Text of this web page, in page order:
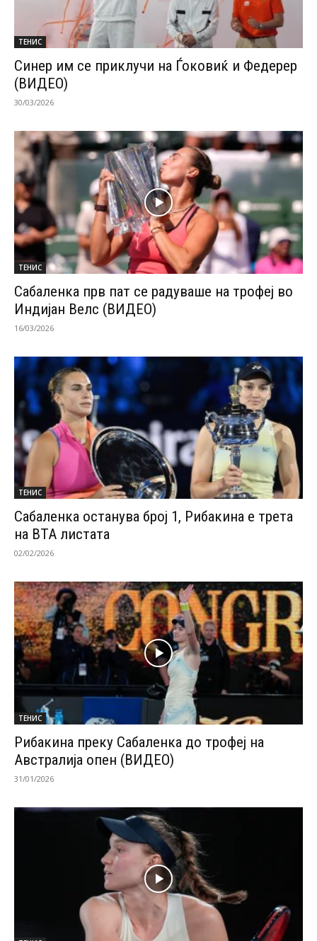
ТЕНИС
Синер им се приклучи на Ѓоковиќ и Федерер
(ВИДЕО)
30/03/2026
ТЕНИС
Сабаленка прв пат се радуваше на трофеј во
Индијан Велс (ВИДЕО)
16/03/2026
ТЕНИС
Сабаленка останува број 1, Рибакина е трета
на ВТА листата
02/02/2026
ТЕНИС
Рибакина преку Сабаленка до трофеј на
Австралија опен (ВИДЕО)
31/01/2026